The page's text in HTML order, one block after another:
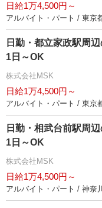
日給1万4,500円～
アルバイト・パート / 東京
日勤・都立家政駅周
1日～OK
株式会社MSK
日給1万4,500円～
アルバイト・パート / 東京
日勤・相武台前駅周
1日～OK
株式会社MSK
日給1万4,500円～
アルバイト・パート / 神奈